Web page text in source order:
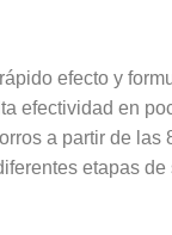
efecto y
efectividad en
a partir de
etapas de